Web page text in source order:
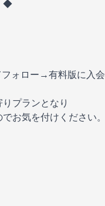
◆
ォロー→有料版に入会
プランとなり
お気を付けください。